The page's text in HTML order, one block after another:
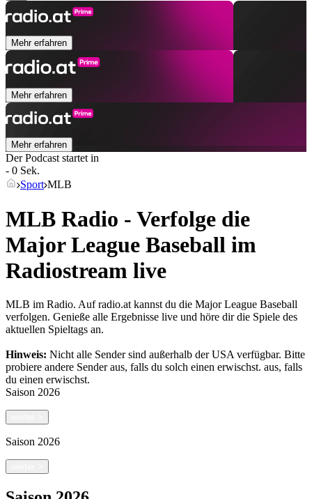
Mehr erfahren
Mehr erfahren
Mehr erfahren
Der Podcast startet in
- 0 Sek.
Sport MLB
MLB Radio - Verfolge die
Major League Baseball im
Radiostream live
MLB im Radio. Auf radio.at kannst du die Major League Baseball
verfolgen. Genieße alle Ergebnisse live und höre dir die Spiele des
aktuellen Spieltags an.
Hinweis: Nicht alle Sender sind außerhalb der USA verfügbar. Bitte
probiere andere Sender aus, falls du solch einen erwischst. aus, falls
du einen erwischst.
Saison 2026
Saison 2026